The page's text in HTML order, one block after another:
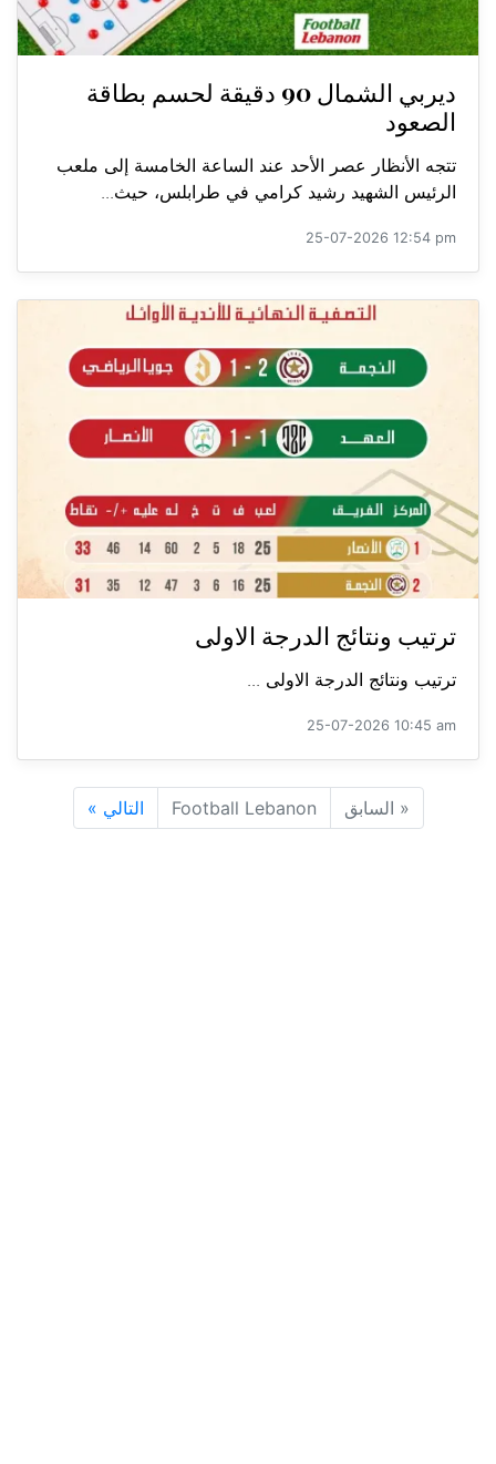
ديربي الشمال 90 دقيقة لحسم بطاقة
الصعود
تتجه الأنظار عصر الأحد عند الساعة الخامسة إلى ملعب
الرئيس الشهيد رشيد كرامي في طرابلس، حيث...
25-07-2026 12:54 pm
ترتيب ونتائج الدرجة الاولى
ترتيب ونتائج الدرجة الاولى ...
25-07-2026 10:45 am
« السابق Football Lebanon التالي »